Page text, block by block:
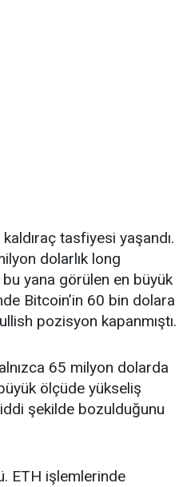
tasfiyesi yaşandı.
dolarlık long
yana görülen en büyük
Bitcoin’in 60 bin dolara
pozisyon kapanmıştı.
65 milyon dolarda
ölçüde yükseliş
şekilde bozulduğunu
ETH işlemlerinde